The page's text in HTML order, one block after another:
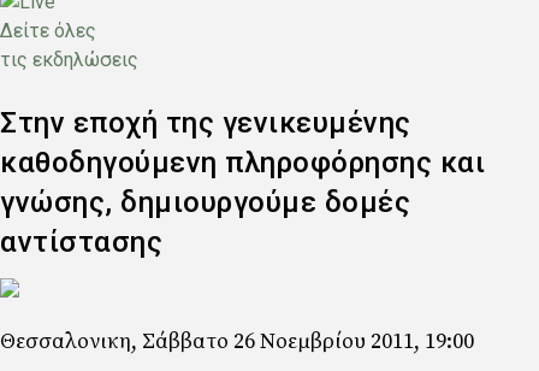
Δείτε όλες
τις εκδηλώσεις
Στην εποχή της γενικευμένης
καθοδηγούμενη πληροφόρησης και
γνώσης, δημιουργούμε δομές
αντίστασης
Κύρια
Κείμενο
Θεσσαλονικη, Σάββατο 26 Νοεμβρίου 2011, 19:00